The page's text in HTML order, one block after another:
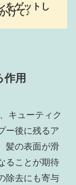
をゲットし
けて♪
用
キューティク
ー後に残るア
髪の表面が滑
ることが期待
除去にも寄与